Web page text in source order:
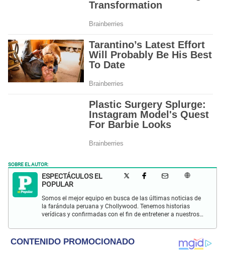
SOBRE EL AUTOR:
ESPECTÁCULOS EL
POPULAR
Somos el mejor equipo en busca de las últimas noticias de
la farándula peruana y Chollywood. Tenemos historias
verídicas y confirmadas con el fin de entretener a nuestros